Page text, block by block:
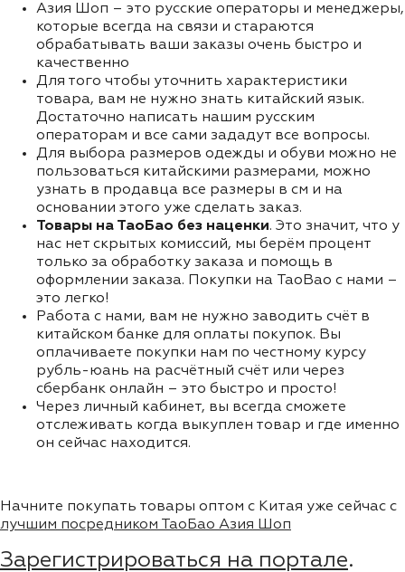
Азия Шоп – это русские операторы и менеджеры,
которые всегда на связи и стараются
обрабатывать ваши заказы очень быстро и
качественно
Для того чтобы уточнить характеристики
товара, вам не нужно знать китайский язык.
Достаточно написать нашим русским
операторам и все сами зададут все вопросы.
Для выбора размеров одежды и обуви можно не
пользоваться китайскими размерами, можно
узнать в продавца все размеры в см и на
основании этого уже сделать заказ.
Товары на ТаоБао без наценки. Это значит, что у
нас нет скрытых комиссий, мы берём процент
только за обработку заказа и помощь в
оформлении заказа. Покупки на TaoBao с нами –
это легко!
Работа с нами, вам не нужно заводить счёт в
китайском банке для оплаты покупок. Вы
оплачиваете покупки нам по честному курсу
рубль-юань на расчётный счёт или через
сбербанк онлайн – это быстро и просто!
Через личный кабинет, вы всегда сможете
отслеживать когда выкуплен товар и где именно
он сейчас находится.
Начните покупать товары оптом с Китая уже сейчас с
лучшим посредником ТаоБао Азия Шоп
Зарегистрироваться на портале.